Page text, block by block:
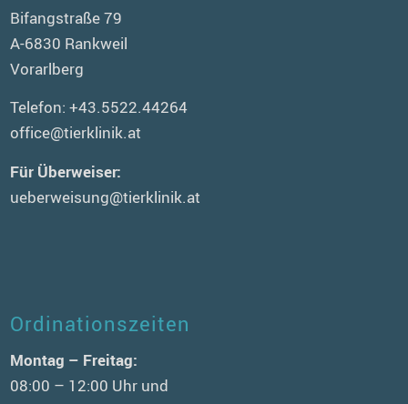
Bifangstraße 79
A-6830 Rankweil
Vorarlberg
Telefon:+43.5522.44264
office@tierklinik.at
Für Überweiser:
ueberweisung@tierklinik.at
Ordinationszeiten
Montag – Freitag:
08:00 – 12:00 Uhr und